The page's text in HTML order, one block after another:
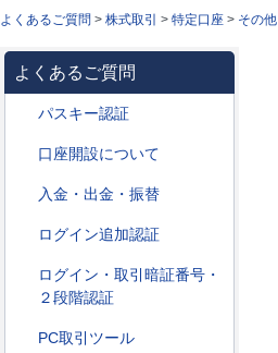
よくあるご質問 > 株式取引 > 特定口座 > その他
よくあるご質問
パスキー認証
口座開設について
入金・出金・振替
ログイン追加認証
ログイン・取引暗証番号・
２段階認証
PC取引ツール